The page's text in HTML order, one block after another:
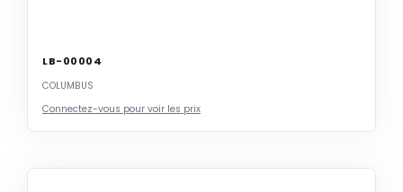
LB-00004
COLUMBUS
Connectez-vous pour voir les prix